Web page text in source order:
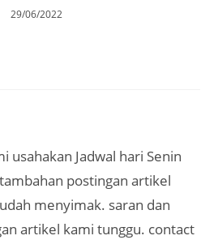
29/06/2022
usahakan Jadwal hari Senin
postingan artikel
menyimak. saran dan
artikel kami tunggu. contact